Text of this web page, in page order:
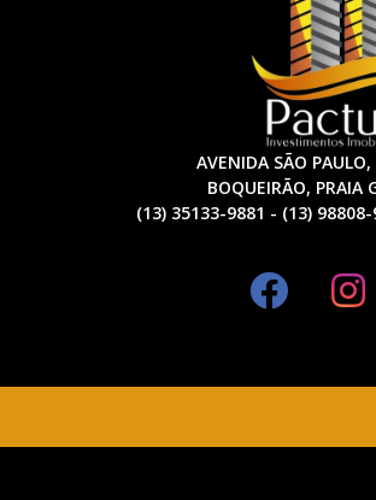
AVENIDA SÃO
BOQUEIRÃO, PRAIA
(13) 35133-9881 - (13)